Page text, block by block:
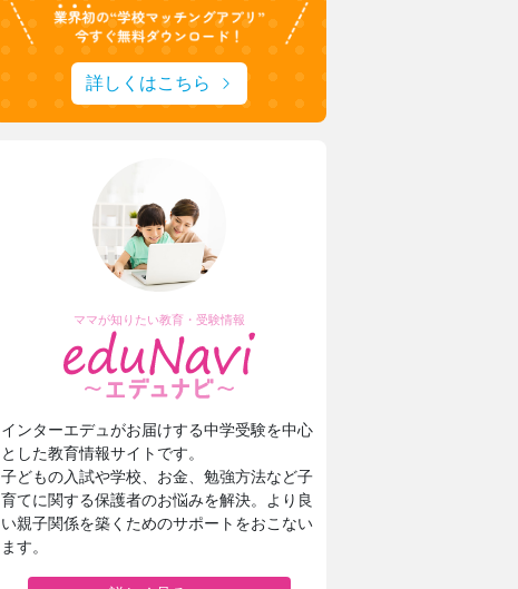
詳しくはこちら
ママが知りたい教育・受験情報
インターエデュがお届けする中学受験を中心
とした教育情報サイトです。
子どもの入試や学校、お金、勉強方法など子
育てに関する保護者のお悩みを解決。より良
い親子関係を築くためのサポートをおこない
ます。